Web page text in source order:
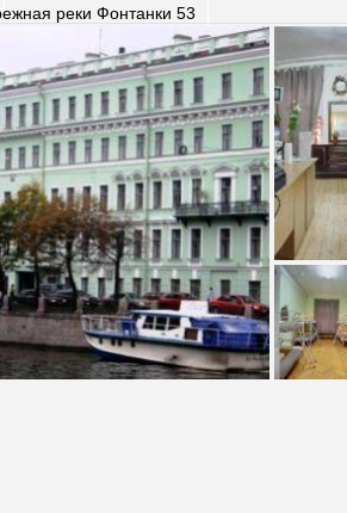
реки Фонтанки 53